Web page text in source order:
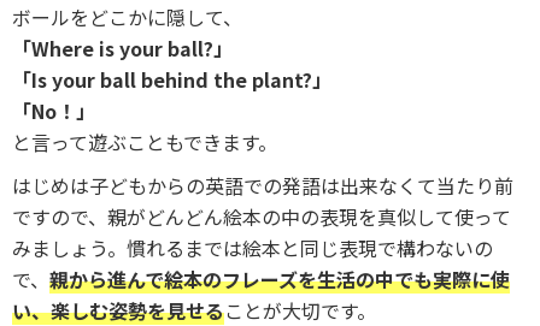
ボールをどこかに隠して、
「Where is your ball?」
「Is your ball behind the plant?」
「No！」
と言って遊ぶこともできます。
はじめは子どもからの英語での発語は出来なくて当たり前
ですので、親がどんどん絵本の中の表現を真似して使って
みましょう。慣れるまでは絵本と同じ表現で構わないの
で、 親から進んで絵本のフレーズを生活の中でも実際に使
い、楽しむ姿勢を見せることが大切です。